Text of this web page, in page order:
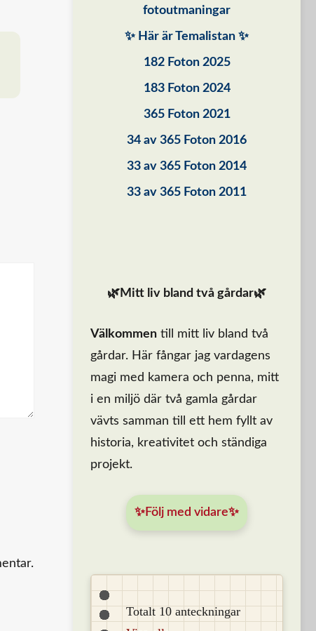
✨ Här är Temalistan ✨
182 Foton 2025
183 Foton 2024
365 Foton 2021
34 av 365 Foton 2016
33 av 365 Foton 2014
33 av 365 Foton 2011
🌿Mitt liv bland två gårdar🌿
Välkommen till mitt liv bland två
gårdar. Här fångar jag vardagens
magi med kamera och penna, mitt
i en miljö där två gamla gårdar
vävts samman till ett hem fyllt av
historia, kreativitet och ständiga
projekt.
✨Följ med vidare✨
Totalt 10 anteckningar